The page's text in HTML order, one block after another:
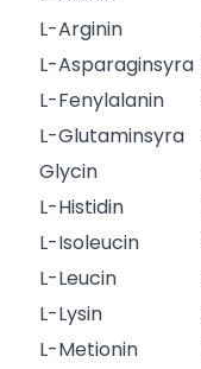
L-Arginin
L-Asparaginsyra
L-Fenylalanin
L-Glutaminsyra
Glycin
L-Histidin
L-Isoleucin
L-Leucin
L-Lysin
L-Metionin